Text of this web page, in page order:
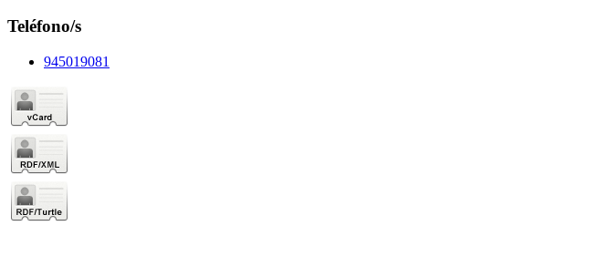
Teléfono/s
945019081